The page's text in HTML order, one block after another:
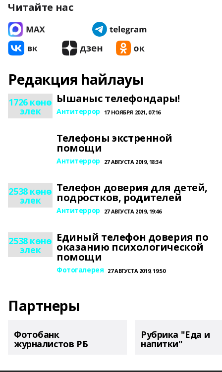
Читайте нас
Редакция һайлауы
1726 көнө
элек
Ышаныс телефондары!
Антитеррор 17 НОЯБРЯ 2021, 07:16
Телефоны экстренной
помощи
Антитеррор 27 АВГУСТА 2019, 18:34
2538 көнө
элек
Телефон доверия для детей,
подростков, родителей
Антитеррор 27 АВГУСТА 2019, 19:46
2538 көнө
элек
Единый телефон доверия по
оказанию психологической
помощи
Фотогалерея 27 АВГУСТА 2019, 19:50
Партнеры
Фотобанк
журналистов РБ
Рубрика "Еда и
напитки"